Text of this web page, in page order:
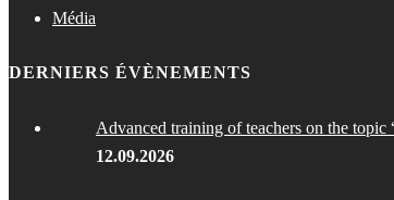
Média
DERNIERS ÉVÈNEMENTS
Advanced training of teachers on the
12.09.2026